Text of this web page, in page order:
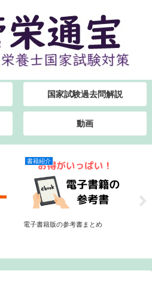
国家試験過去問解説
動画
書籍紹介
電子書籍版の参考書まとめ